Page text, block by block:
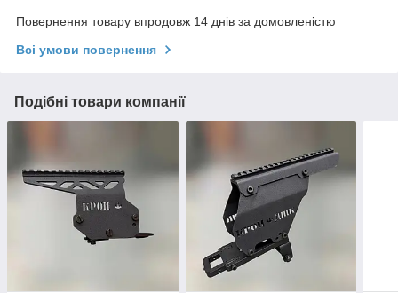
Повернення товару впродовж 14 днів за домовленістю
Всі умови повернення
Подібні товари компанії